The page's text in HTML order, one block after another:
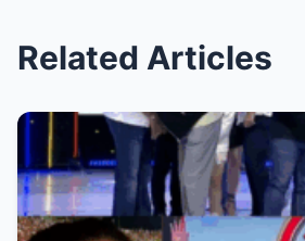
Related Articles